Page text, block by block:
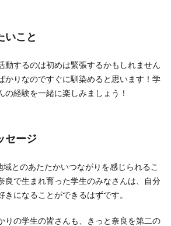
いこと
動するのは初めは緊張するかもしれません
かりなのですぐに馴染めると思います！学
の経験を一緒に楽しみましょう！
セージ
とのあたたかいつながりを感じられるこ
良で生まれ育った学生のみなさんは、自分
になることができるはずです。
りの学生の皆さんも、きっと奈良を第二の